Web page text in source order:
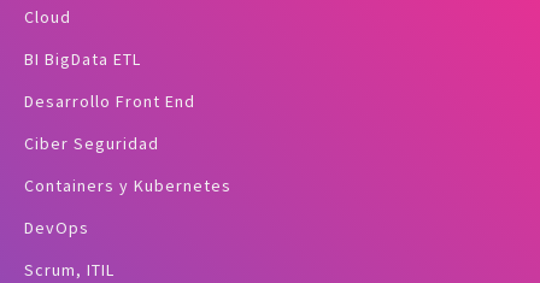
Cloud
BI BigData ETL
Desarrollo Front End
Ciber Seguridad
Containers y Kubernetes
DevOps
Scrum, ITIL